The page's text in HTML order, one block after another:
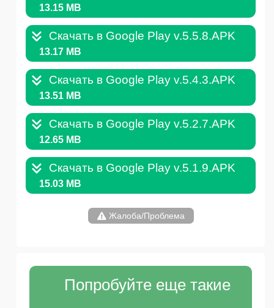
13.15 MB
Скачать в Google Play v.5.5.8.APK
13.17 MB
Скачать в Google Play v.5.4.3.APK
13.51 MB
Скачать в Google Play v.5.2.7.APK
12.65 MB
Скачать в Google Play v.5.1.9.APK
15.03 MB
Жалоба/Проблема
Попробуйте еще такие